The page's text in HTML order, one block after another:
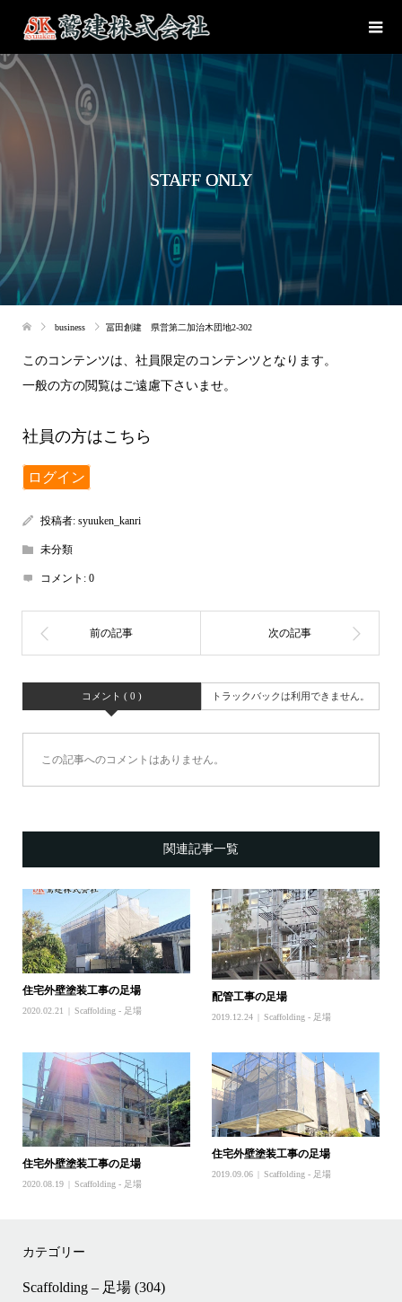
STAFF ONLY
business 冨田創建 県営第二加治木団地2-302
このコンテンツは、社員限定のコンテンツとなります。
一般の方の閲覧はご遠慮下さいませ。
社員の方はこちら
ログイン
投稿者: syuuken_kanri
未分類
コメント: 0
コメント ( 0 ) トラックバックは利用できません。
この記事へのコメントはありません。
関連記事一覧
住宅外壁塗装工事の足場
2020.02.21 Scaffolding - 足場
配管工事の足場
2019.12.24 Scaffolding - 足場
住宅外壁塗装工事の足場
2020.08.19 Scaffolding - 足場
住宅外壁塗装工事の足場
2019.09.06 Scaffolding - 足場
カテゴリー
Scaffolding – 足場(304)